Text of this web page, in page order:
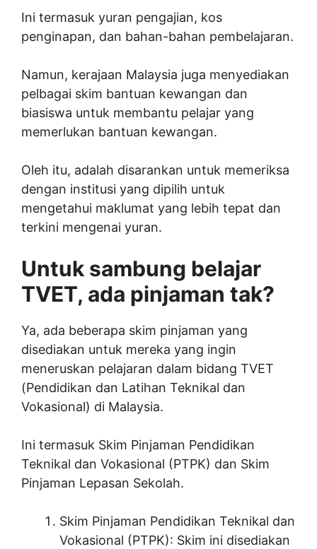
Ini termasuk yuran pengajian, kos
penginapan, dan bahan-bahan pembelajaran.
Namun, kerajaan Malaysia juga menyediakan
pelbagai skim bantuan kewangan dan
biasiswa untuk membantu pelajar yang
memerlukan bantuan kewangan.
Oleh itu, adalah disarankan untuk memeriksa
dengan institusi yang dipilih untuk
mengetahui maklumat yang lebih tepat dan
terkini mengenai yuran.
Untuk sambung belajar
TVET, ada pinjaman tak?
Ya, ada beberapa skim pinjaman yang
disediakan untuk mereka yang ingin
meneruskan pelajaran dalam bidang TVET
(Pendidikan dan Latihan Teknikal dan
Vokasional) di Malaysia.
Ini termasuk Skim Pinjaman Pendidikan
Teknikal dan Vokasional (PTPK) dan Skim
Pinjaman Lepasan Sekolah.
Skim Pinjaman Pendidikan Teknikal dan
Vokasional (PTPK): Skim ini disediakan